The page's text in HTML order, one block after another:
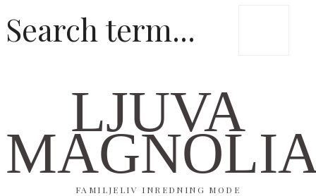
LJUVA
FAMILJELIV INREDNING MODE